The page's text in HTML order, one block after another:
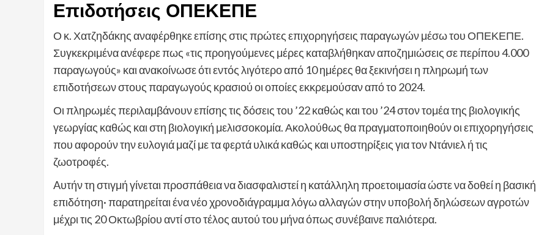
Επιδοτήσεις ΟΠΕΚΕΠΕ
Ο κ. Χατζηδάκης αναφέρθηκε επίσης στις πρώτες επιχορηγήσεις παραγωγών μέσω του ΟΠΕΚΕΠΕ.
Συγκεκριμένα ανέφερε πως «τις προηγούμενες μέρες καταβλήθηκαν αποζημιώσεις σε περίπου 4.000
παραγωγούς» και ανακοίνωσε ότι εντός λιγότερο από 10 ημέρες θα ξεκινήσει η πληρωμή των
επιδοτήσεων στους παραγωγούς κρασιού οι οποίες εκκρεμούσαν από το 2024.
Οι πληρωμές περιλαμβάνουν επίσης τις δόσεις του ’22 καθώς και του ’24 στον τομέα της βιολογικής
γεωργίας καθώς και στη βιολογική μελισσοκομία. Ακολούθως θα πραγματοποιηθούν οι επιχορηγήσεις
που αφορούν την ευλογιά μαζί με τα φερτά υλικά καθώς και υποστηρίξεις για τον Ντάνιελ ή τις
ζωοτροφές.
Aυτήν τη στιγμή γίνεται προσπάθεια να διασφαλιστεί η κατάλληλη προετοιμασία ώστε να δοθεί η βασική
επιδότηση· παρατηρείται ένα νέο χρονοδιάγραμμα λόγω αλλαγών στην υποβολή δηλώσεων αγροτών
μέχρι τις 20 Οκτωβρίου αντί στο τέλος αυτού του μήνα όπως συνέβαινε παλιότερα.